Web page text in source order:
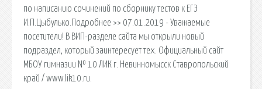
по написанию сочинений по сборнику тестов к ЕГЭ
И.П.Цыбулько.Подробнее >> 07.01.2019 - Уважаемые
посетители! В ВИП-разделе сайта мы открыли новый
подраздел, который заинтересует тех. Официальный сайт
МБОУ гимназии № 10 ЛИК г. Невинномысск Ставропольский
край / www.lik10.ru.